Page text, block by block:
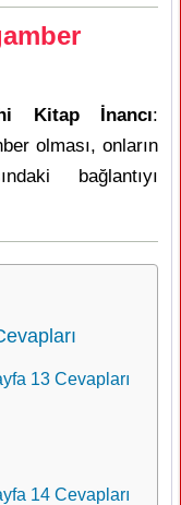
Kitap İnancı:
olması, onların
bağlantıyı
13 Cevapları
14 Cevapları